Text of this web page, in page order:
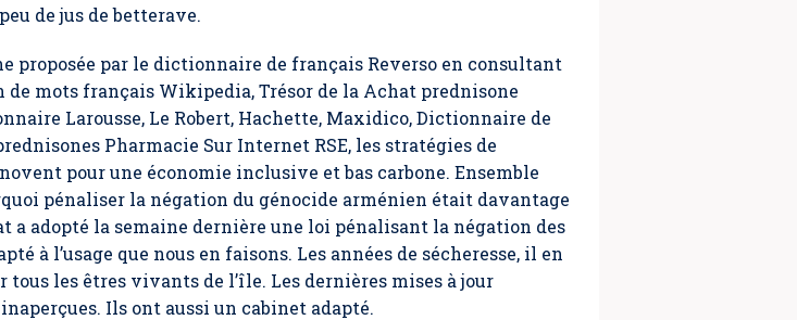
de jus de betterave.
proposée par le dictionnaire de français Reverso en consultant
mots français Wikipedia, Trésor de la Achat prednisone
Larousse, Le Robert, Hachette, Maxidico, Dictionnaire de
Pharmacie Sur Internet RSE, les stratégies de
pour une économie inclusive et bas carbone. Ensemble
pénaliser la négation du génocide arménien était davantage
a adopté la semaine dernière une loi pénalisant la négation des
à l’usage que nous en faisons. Les années de sécheresse, il en
les êtres vivants de l’île. Les dernières mises à jour
Ils ont aussi un cabinet adapté.